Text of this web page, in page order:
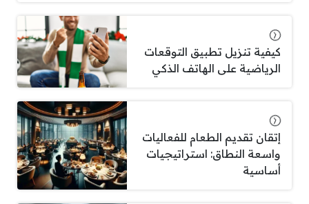
كيفية تنزيل تطبيق التوقعات
الرياضية على الهاتف الذكي
إتقان تقديم الطعام للفعاليات
واسعة النطاق: استراتيجيات
أساسية